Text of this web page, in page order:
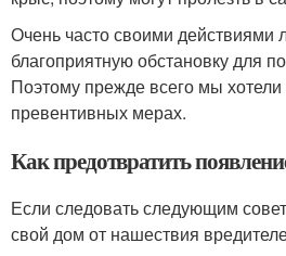
Очень часто своими действиями
благоприятную обстановку для
Поэтому прежде всего мы
превентивных мерах.
Как предотвратить
Если следовать следующим
свой дом от нашествия